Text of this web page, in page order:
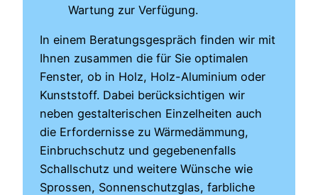
Wartung zur Verfügung.
In einem Beratungsgespräch finden wir mit
Ihnen zusammen die für Sie optimalen
Fenster, ob in Holz, Holz-Aluminium oder
Kunststoff. Dabei berücksichtigen wir
neben gestalterischen Einzelheiten auch
die Erfordernisse zu Wärmedämmung,
Einbruchschutz und gegebenenfalls
Schallschutz und weitere Wünsche wie
Sprossen, Sonnenschutzglas, farbliche